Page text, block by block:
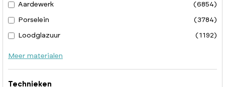
Aardewerk (6854)
Porselein (3784)
Loodglazuur (1192)
Meer materialen
Technieken